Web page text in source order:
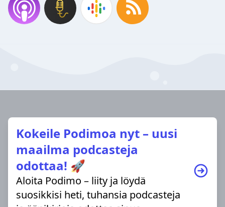
Kokeile Podimoa nyt – uusi
maailma podcasteja
odottaa! 🚀
Aloita Podimo – liity ja löydä
suosikkisi heti, tuhansia podcasteja